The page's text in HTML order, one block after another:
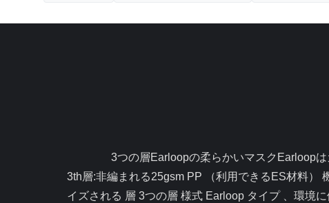
3th層:非編まれる25gsm PP （利用できるES材料）
イズされる 層 3つの層 様式 Earloop タイプ 、環境